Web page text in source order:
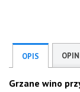
OPIS
Grzane wino